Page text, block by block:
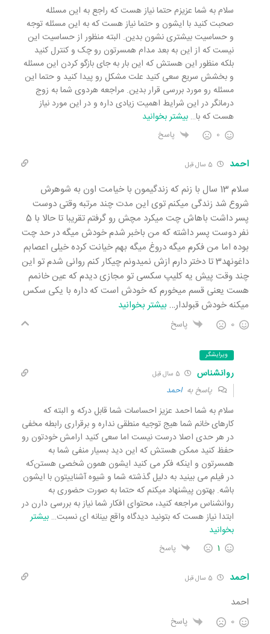
سلام به شما عزیزم حتما نیاز هست که راجع به این مسئله
صحبت کنید با ایشون و حتما نیاز هست که به این مسئله توجه
و حساسیت بیشتری نشون بدین. البته منظور از حساسیت این
نیست که از این به بعد مدام همسرتون رو چک و کنترل کنید
بلکه منظور این هستش که این بار به جای بازگو کردن این مسئله
و بخشش سریع سعی کنید علت مشکل رو پیدا کنید و حتما این
مسئله رو مورد بررسی قرار بدین. مراجعه هردوی شما به زوج
درمانگر در این شرایط اهمیت زیادی داره و در این مورد نیاز
هست که با… بیشتر بخوانید
0 پاسخ
احمد
سلام 13 سال با زنم که زندگیمون با خیامت اون به شوهرش
شروع شد زندگی میکنم توی این مدت چند مرتبه وقتی دوست
پسر داشت باهاش چت میکرد مچش رو گرفتم تقریبا تا حالا با 5
نفر دوست پسر داشته که من باخبر شدم خودش میگه در حد چت
بوده اما من فکرم میگه دروغ میگه بهم خیانت کرده خیلی اعصابم
داغونهد3 تا دختر دارم ازش نمیدونم چیکار کنم روانی شدم تو این
چند وقت پیش یه کلیپ سکسی تو مجازی دیدم که عین خانمم
هست یعنی قسم میخورم که خودش است که داره با یکی سکس
میکنه خودش قبولدار… بیشتر بخوانید
0 پاسخ
ویرایشگر
روانشناس
پاسخ بهاحمد
سلام به شما احمد عزیز احساسات شما قابل درکه و البته که
کارهای خانم شما هیج توجیه منطقی نداره و برقراری رابطه مخفی
در هر حدی اصلا درست نیست اما سعی کنید ارامش خودتون رو
حفظ کنید ممکن هستش که این دید بسیار منفی شما به
همسرتون و اینکه فکر می کنید ایشون همون شخصی هستن‌که
در فیلم می بینید به دلیل گذشته شما و شیوه آشناییتون با ایشون
باشه. بهتون پیشنهاد میکنم که حتما به صورت حضوری به
روانشناس مراجعه کنید، محتوای افکار شما نیاز به بررسی دارن در
ابتدا نیاز هست که بتونید دیدگاه واقع بینانه ای نسبت… بیشتر
بخوانید
1 پاسخ
احمد
احمد
0 پاسخ